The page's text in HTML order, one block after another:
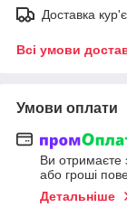
Доставка
Всі умови
Умови оплати
Ви отримаєте
або гроші
Детальніше